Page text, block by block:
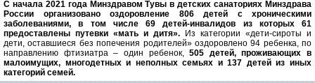
С начала 2021 года Минздравом Тувы в детских санаториях Минздрава
России организовано оздоровление 806 детей с хроническими
заболеваниями, в том числе 69 детей-инвалидов из которых 61
предоставлены путевки «мать и дитя». Из категории «дети-сироты и
дети, оставшиеся без попечения родителей» оздоровлено 94 ребенка, по
направлению фтизиатра – один ребенок,505 детей, проживающих в
малоимущих, многодетных и неполных семьях и 137 детей из иных
категорий семей.